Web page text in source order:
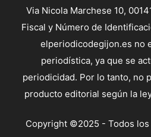
Via Nicola Marchese 10,
Fiscal y Número de
elperiodicodegijon.es no
periodística, ya que se
periodicidad. Por lo tanto, no
producto editorial según la
Copyright ©2025 - Todos